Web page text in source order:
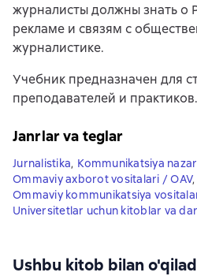
журналисты должны знать о
рекламе и связям с
журналистике.
Учебник предназначен для
преподавателей и практиков.
Janrlar va teglar
Jurnalistika, Kommunikatsiya
Ommaviy axborot vositalari / OAV,
Ommaviy kommunikatsiya
Universitetlar uchun kitoblar va
Ushbu kitob bilan